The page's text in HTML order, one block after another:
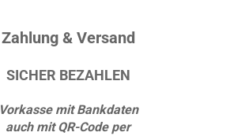
Zahlung & Versand
SICHER BEZAHLEN
Vorkasse mit Bankdaten
auch mit QR-Code per